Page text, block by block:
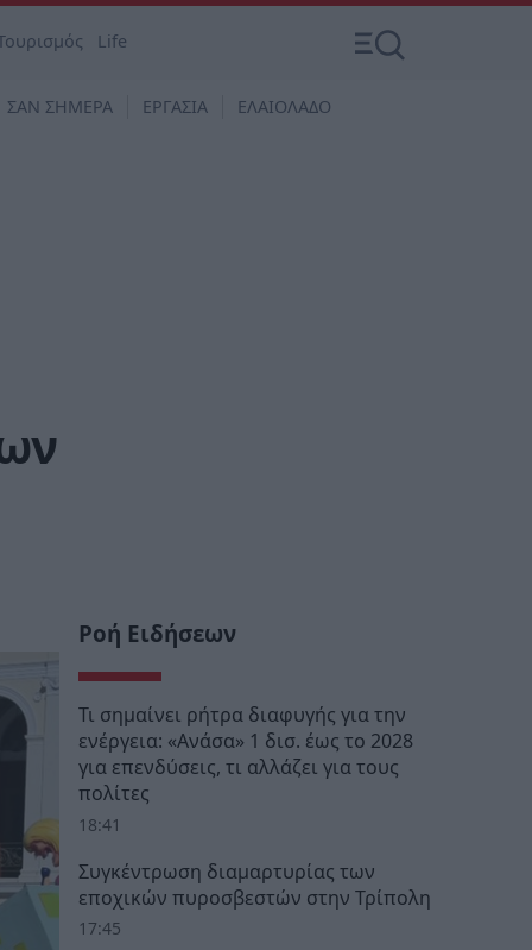
Life
ΣΑΝ ΣΗΜΕΡΑ ΕΡΓΑΣΙΑ ΕΛΑΙΟΛΑΔΟ
Ροή Ειδήσεων
Τι σημαίνει ρήτρα διαφυγής για την
ενέργεια: «Ανάσα» 1 δισ. έως το 2028
για επενδύσεις, τι αλλάζει για τους
πολίτες
18:41
Συγκέντρωση διαμαρτυρίας των
εποχικών πυροσβεστών στην Τρίπολη
17:45